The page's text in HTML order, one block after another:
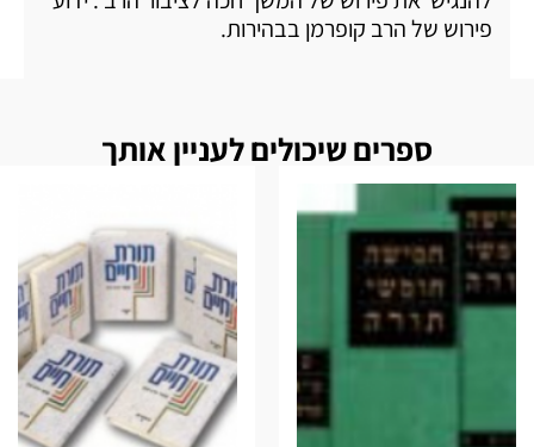
פירוש של הרב קופרמן בבהירות.
ספרים שיכולים לעניין אותך